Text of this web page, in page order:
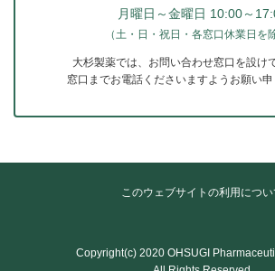
月曜日～金曜日 10:00～
（土・日・祝日・各窓口休業日を
大杉製薬では、お問い合わせ窓口を設け
窓口までお電話くださいますようお願い申
このウェブサイトの利用につい
Copyright(c) 2020 OHSUGI